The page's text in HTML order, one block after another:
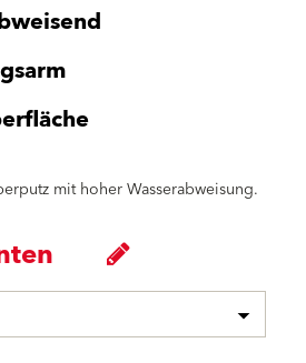
mit hoher Wasserabweisung.